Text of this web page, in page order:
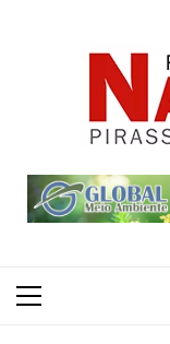
Primary